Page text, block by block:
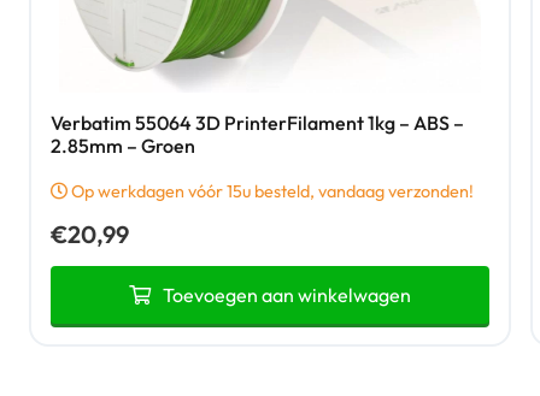
Verbatim 55064 3D PrinterFilament 1kg – ABS –
2.85mm – Groen
Op werkdagen vóór 15u besteld, vandaag verzonden!
€20,99
Toevoegen aan winkelwagen